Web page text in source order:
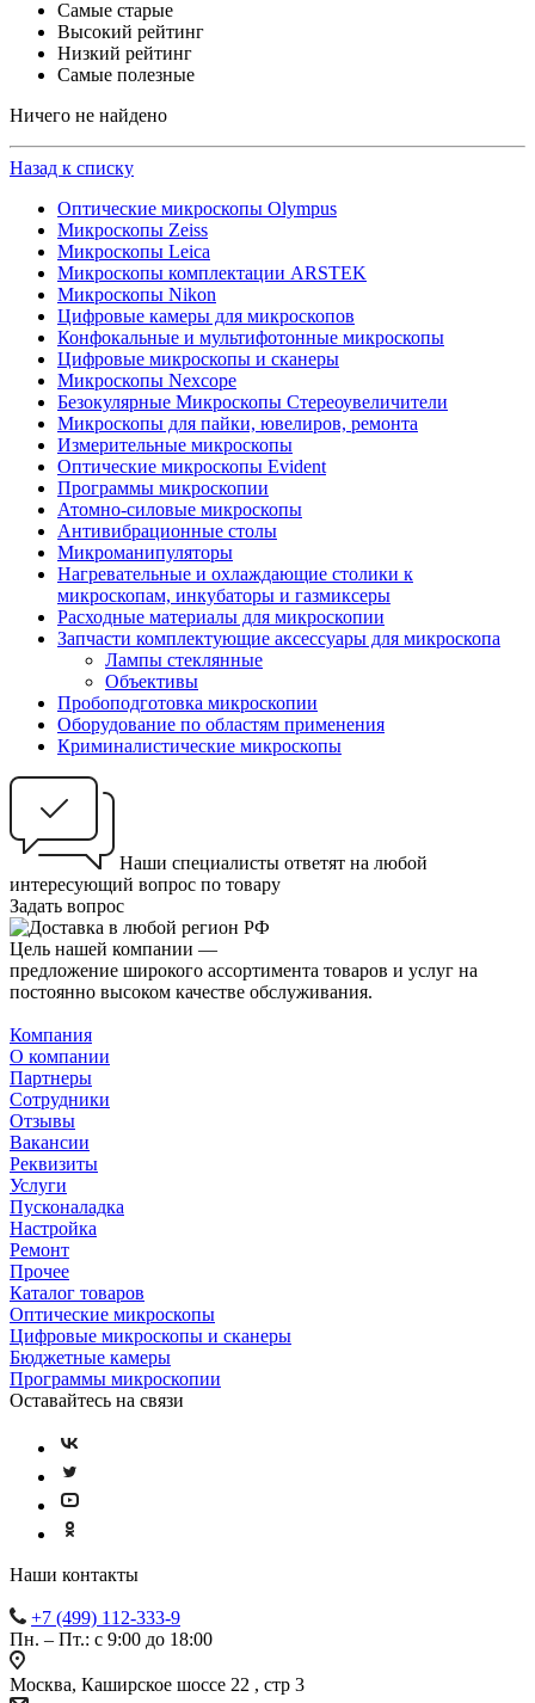
Самые старые
Высокий рейтинг
Низкий рейтинг
Самые полезные
Ничего не найдено
Назад к списку
Оптические микроскопы Olympus
Микроскопы Zeiss
Микроскопы Leica
Микроскопы комплектации ARSTEK
Микроскопы Nikon
Цифровые камеры для микроскопов
Конфокальные и мультифотонные микроскопы
Цифровые микроскопы и сканеры
Микроскопы Nexcope
Безокулярные Микроскопы Стереоувеличители
Микроскопы для пайки, ювелиров, ремонта
Измерительные микроскопы
Оптические микроскопы Evident
Программы микроскопии
Атомно-силовые микроскопы
Антивибрационные столы
Микроманипуляторы
Нагревательные и охлаждающие столики к
микроскопам, инкубаторы и газмиксеры
Расходные материалы для микроскопии
Запчасти комплектующие аксессуары для микроскопа
Лампы стеклянные
Объективы
Пробоподготовка микроскопии
Оборудование по областям применения
Криминалистические микроскопы
Наши специалисты ответят на любой
интересующий вопрос по товару
Задать вопрос
Цель нашей компании —
предложение широкого ассортимента товаров и услуг на
постоянно высоком качестве обслуживания.
Компания
О компании
Партнеры
Сотрудники
Отзывы
Вакансии
Реквизиты
Услуги
Пусконаладка
Настройка
Ремонт
Прочее
Каталог товаров
Оптические микроскопы
Цифровые микроскопы и сканеры
Бюджетные камеры
Программы микроскопии
Оставайтесь на связи
Наши контакты
+7 (499) 112-333-9
Пн. – Пт.: с 9:00 до 18:00
Москва, Каширское шоссе 22 , стр 3